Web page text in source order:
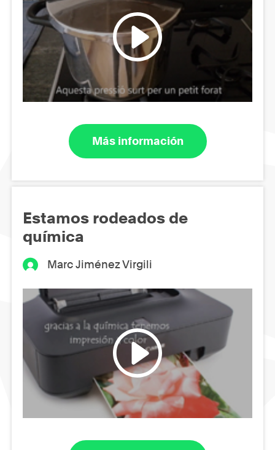
Más información
Estamos rodeados de
química
Marc Jiménez Virgili